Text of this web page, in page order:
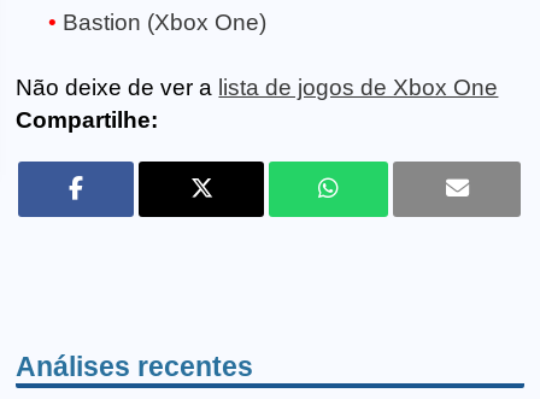
Bastion (Xbox One)
Não deixe de ver a lista de jogos de Xbox One
Compartilhe:
Análises recentes